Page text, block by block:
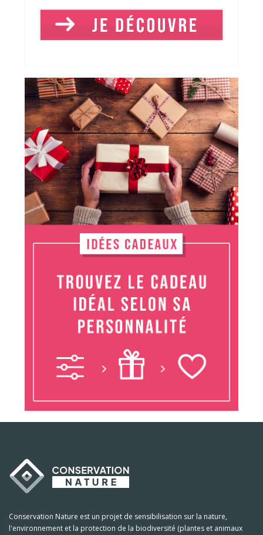
Conservation Nature est un projet de sensibilisation sur la nature,
l'environnement et la protection de la biodiversité (plantes et animaux